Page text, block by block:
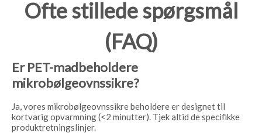
Ofte stillede spørgsmål
(FAQ)
Er PET-madbeholdere
mikrobølgeovnssikre?
Ja, vores mikrobølgeovnssikre beholdere er designet til
kortvarig opvarmning (<2 minutter). Tjek altid de specifikke
produktretningslinjer.